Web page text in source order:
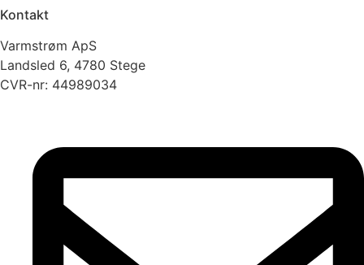
Kontakt
Varmstrøm ApS
Landsled 6, 4780 Stege
CVR-nr: 44989034